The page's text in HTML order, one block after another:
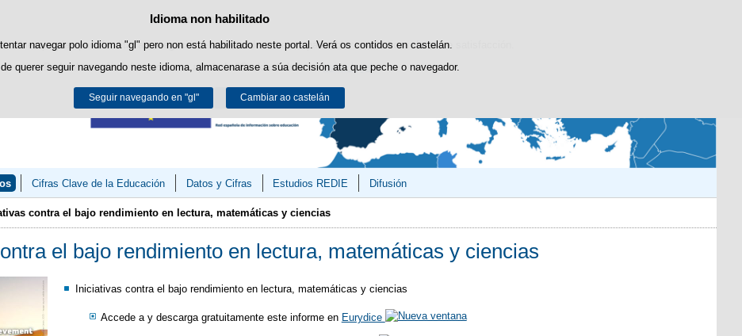
Política de cookies
cookies propias para facilitar a navegación e cookies de terceiros para obter estatísticas de uso e satisfacción.
Pode obter máis información no apartado "Cookies" do nosoaviso legal.
Aceptar Rexeitar
Idioma non habilitado
navegar polo idioma "gl" pero non está habilitado neste portal. Verá os contidos en castelán.
querer seguir navegando neste idioma, almacenarase a súa decisión ata que peche o navegador.
Seguir navegando en "gl" Cambiar ao castelán
Saltar ao contido
Cifras Clave de la Educación Datos y Cifras Estudios REDIE Difusión
contra el bajo rendimiento en lectura, matemáticas y ciencias
el bajo rendimiento en lectura, matemáticas y ciencias
Iniciativas contra el bajo rendimiento en lectura, matemáticas y ciencias
Accede a y descarga gratuitamente este informe en Eurydice